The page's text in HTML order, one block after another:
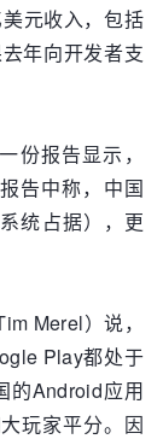
元收入，包括
年向开发者支
份报告显示，
告中称，中国
统占据），更
Merel）说，
Play都处于
的Android应用
玩家平分。因